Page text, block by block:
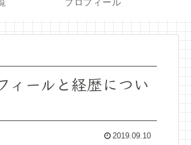
ィールと経歴につい
2019.09.10